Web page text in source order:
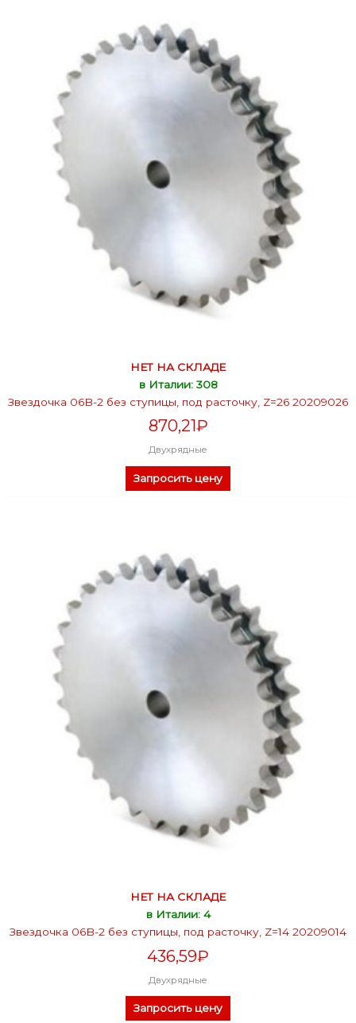
НЕТ НА СКЛАДЕ
в Италии: 308
Звездочка 06B-2 без ступицы, под расточку, Z=26 20209026
870,21₽
Двухрядные
Запросить цену
НЕТ НА СКЛАДЕ
в Италии: 4
Звездочка 06B-2 без ступицы, под расточку, Z=14 20209014
436,59₽
Двухрядные
Запросить цену